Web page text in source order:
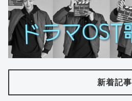
新着記事